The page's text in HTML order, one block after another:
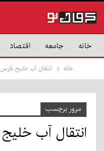
خانه جامعه اقتصاد
خانه انتقال آب خلیج
مرور برچسب
انتقال آب